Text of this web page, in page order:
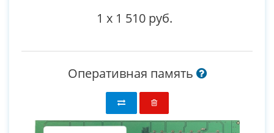
1 x 1 510 руб.
Оперативная память